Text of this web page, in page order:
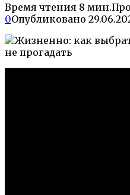
Время чтения 8 мин.
0Опубликовано